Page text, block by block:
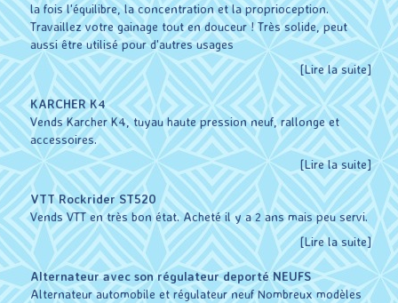
la fois l'équilibre, la concentration et la proprioception.
Travaillez votre gainage tout en douceur ! Très solide, peut
aussi être utilisé pour d'autres usages
[Lire la suite]
KARCHER K4
Vends Karcher K4, tuyau haute pression neuf, rallonge et
accessoires.
[Lire la suite]
VTT Rockrider ST520
Vends VTT en très bon état. Acheté il y a 2 ans mais peu servi.
[Lire la suite]
Alternateur avec son régulateur deporté NEUFS
Alternateur automobile et régulateur neuf Nombreux modèles